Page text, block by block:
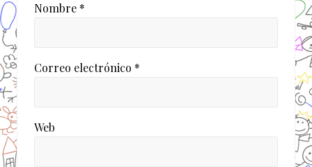
Nombre *
Correo electrónico *
Web